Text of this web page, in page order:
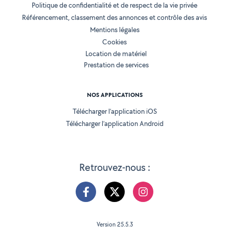
Retrouvez-nous :
Politique de confidentialité et de respect de la vie privée
Référencement, classement des annonces et contrôle des avis
Mentions légales
Cookies
Location de matériel
Prestation de services
NOS APPLICATIONS
Télécharger l’application iOS
Télécharger l’application Android
Version 25.5.3